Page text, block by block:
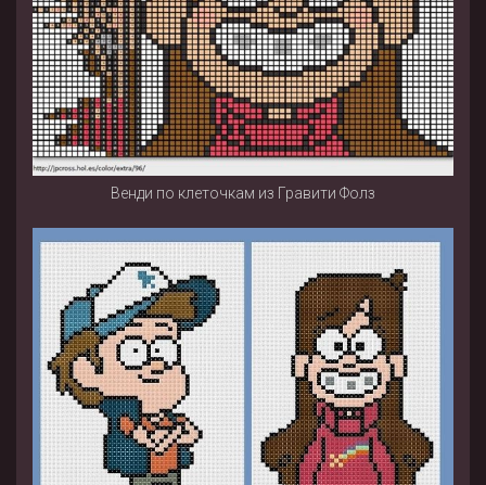
Венди по клеточкам из Гравити Фолз